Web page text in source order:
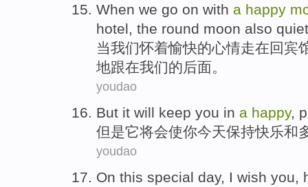
When we go on with a happy
hotel, the round moon also
当我们怀着愉快的心情走在回 宾
地跟在我们的后面。
youdao
But it will keep you in a happy,
但是它将会使你今天保持快乐和
youdao
On this special day, I wish you,